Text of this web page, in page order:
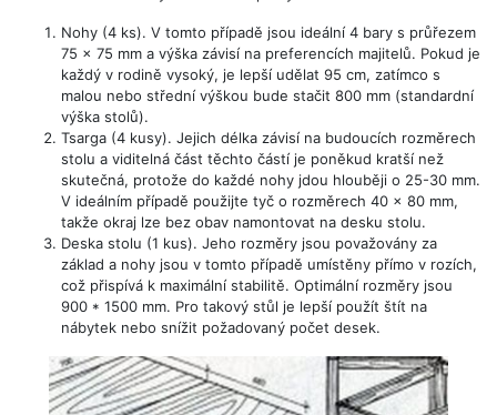
Nohy (4 ks). V tomto případě jsou ideální 4 bary s průřezem
75 x 75 mm a výška závisí na preferencích majitelů. Pokud je
každý v rodině vysoký, je lepší udělat 95 cm, zatímco s
malou nebo střední výškou bude stačit 800 mm (standardní
výška stolů).
Tsarga (4 kusy). Jejich délka závisí na budoucích rozměrech
stolu a viditelná část těchto částí je poněkud kratší než
skutečná, protože do každé nohy jdou hlouběji o 25-30 mm.
V ideálním případě použijte tyč o rozměrech 40 x 80 mm,
takže okraj lze bez obav namontovat na desku stolu.
Deska stolu (1 kus). Jeho rozměry jsou považovány za
základ a nohy jsou v tomto případě umístěny přímo v rozích,
což přispívá k maximální stabilitě. Optimální rozměry jsou
900 * 1500 mm. Pro takový stůl je lepší použít štít na
nábytek nebo snížit požadovaný počet desek.